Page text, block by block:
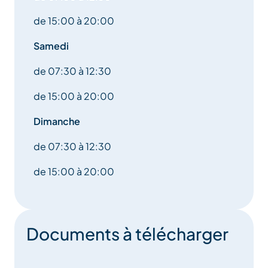
entre la livraison à domicile ou le retrait en Click &
Collect.
fidélité Carrefour, valable même en montagne. Nous
achats.
de 15:00 à 20:00
Samedi
de 07:30 à 12:30
de 15:00 à 20:00
Dimanche
de 07:30 à 12:30
de 15:00 à 20:00
Documents à télécharger